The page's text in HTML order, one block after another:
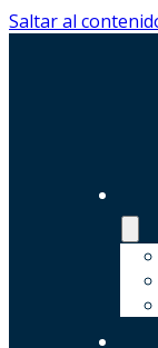
Saltar al